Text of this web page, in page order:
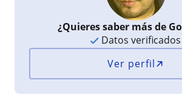
¿Quieres saber más de
Datos verificados
Ver perfil